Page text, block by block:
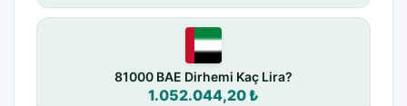
81000 BAE Dirhemi Kaç Lira?
1.052.044,20 ₺